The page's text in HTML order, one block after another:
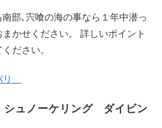
部､宍喰の海の事なら１年中潜っ
かせください。 詳しいポイント
ださい。
リ
ュノーケリング ダイビン